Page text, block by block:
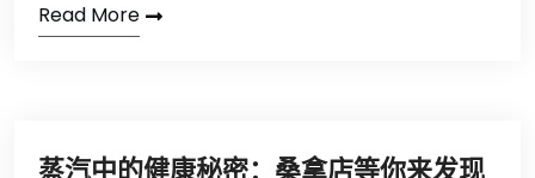
Read More
蒸汽中的健康秘密：桑拿店等你来发现